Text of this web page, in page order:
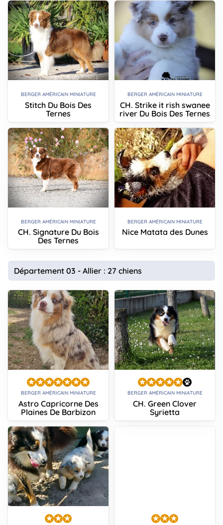
BERGER AMÉRICAIN MINIATURE
Stitch Du Bois Des
Ternes
BERGER AMÉRICAIN MINIATURE
CH. Strike it rish swanee
river Du Bois Des Ternes
BERGER AMÉRICAIN MINIATURE
CH. Signature Du Bois
Des Ternes
BERGER AMÉRICAIN MINIATURE
Nice Matata des Dunes
Département 03 - Allier : 27 chiens
BERGER AMÉRICAIN MINIATURE
Astro Capricorne Des
Plaines De Barbizon
BERGER AMÉRICAIN MINIATURE
CH. Green Clover
Syrietta